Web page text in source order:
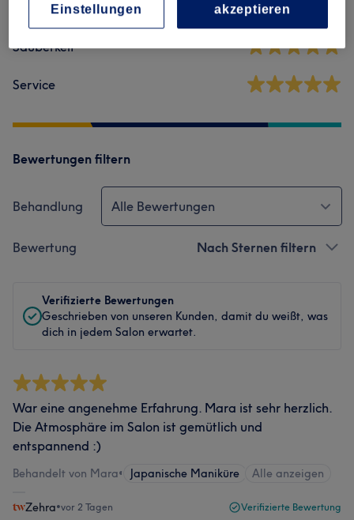
Ambiente
Sauberkeit
Service
Bewertungen filtern
Behandlung Alle Bewertungen
Bewertung Nach Sternen filtern
Verifizierte Bewertungen
Geschrieben von unseren Kunden, damit du weißt, was
dich in jedem Salon erwartet.
War eine angenehme Erfahrung. Mara ist sehr herzlich.
Die Atmosphäre im Salon ist gemütlich und
entspannend :)
Behandelt von Mara• Japanische Maniküre Alle anzeigen
Zehra•vor 2 Tagen Verifizierte Bewertung
Einstellungen
akzeptieren